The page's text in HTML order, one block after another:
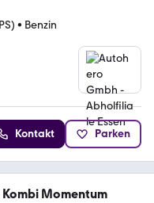
• Benzin
Kontakt Parken
Kombi Momentum